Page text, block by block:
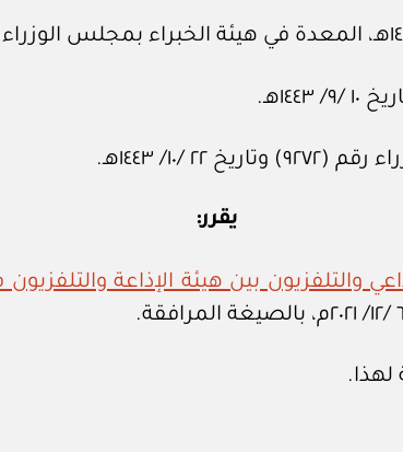
/١٠/ ١٤٤٣هـ.
يقرر:
والتلفزيون بين هيئة الإذاعة